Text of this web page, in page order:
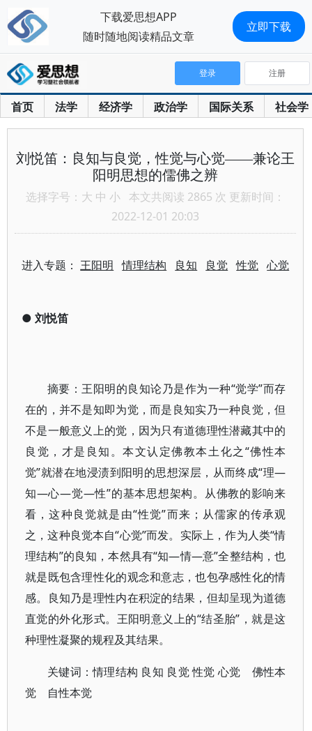
首页 法学 经济学 政治学 国际关系 社会学
登录 注册
刘悦笛：良知与良觉，性觉与心觉——兼论王
阳明思想的儒佛之辨
选择字号： 大 中 小 本文共阅读 2865 次 更新时间：
2022-12-01 20:03
进入专题：王阳明 情理结构 良知 良觉 性觉 心觉
● 刘悦笛
摘要：王阳明的良知论乃是作为一种“觉学”而存
在的，并不是知即为觉，而是良知实乃一种良觉，但
不是一般意义上的觉，因为只有道德理性潜藏其中的
良觉，才是良知。本文认定佛教本土化之“佛性本
觉”就潜在地浸渍到阳明的思想深层，从而终成“理—
知—心—觉—性”的基本思想架构。从佛教的影响来
看，这种良觉就是由“性觉”而来；从儒家的传承观
之，这种良觉本自“心觉”而发。实际上，作为人类“情
理结构”的良知，本然具有“知—情—意”全整结构，也
就是既包含理性化的观念和意志，也包孕感性化的情
感。良知乃是理性内在积淀的结果，但却呈现为道德
直觉的外化形式。王阳明意义上的“结圣胎”，就是这
种理性凝聚的规程及其结果。
关键词：情理结构 良知 良觉 性觉 心觉 佛性本
觉 自性本觉
下载爱思想APP
随时随地阅读精品文章
立即下载